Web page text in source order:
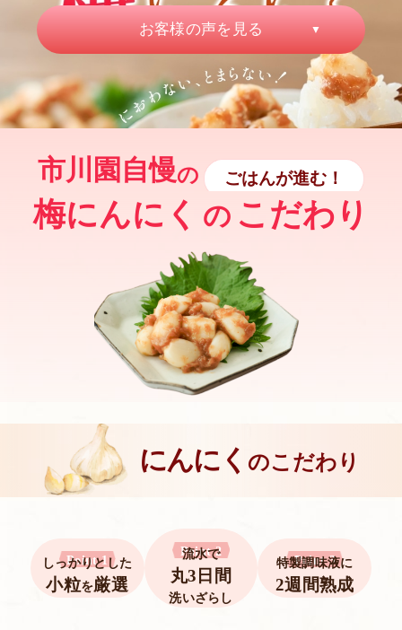
お客様の声を見る
市川園自慢の ごはんが進む！
梅にんにく の こだわり
にんにく のこだわり
Point 1
しっかりとした
小粒を厳選
Point 2
流水で
丸3日間
洗いざらし
Point 3
特製調味液に
2週間熟成